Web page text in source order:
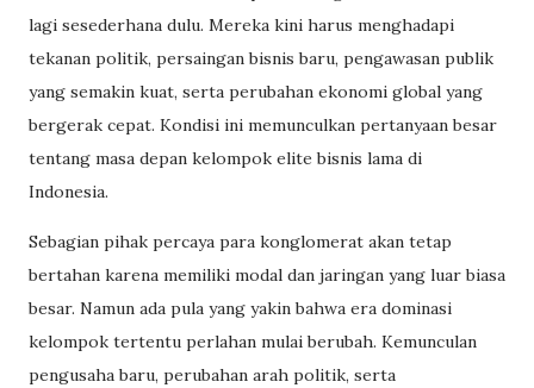
lagi sesederhana dulu. Mereka kini harus menghadapi
tekanan politik, persaingan bisnis baru, pengawasan publik
yang semakin kuat, serta perubahan ekonomi global yang
bergerak cepat. Kondisi ini memunculkan pertanyaan besar
tentang masa depan kelompok elite bisnis lama di
Indonesia.
Sebagian pihak percaya para konglomerat akan tetap
bertahan karena memiliki modal dan jaringan yang luar biasa
besar. Namun ada pula yang yakin bahwa era dominasi
kelompok tertentu perlahan mulai berubah. Kemunculan
pengusaha baru, perubahan arah politik, serta